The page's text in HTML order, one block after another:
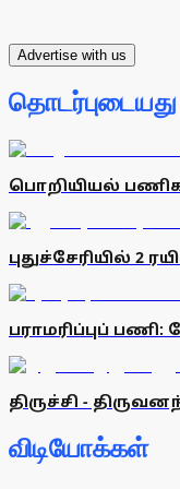
Advertise with us
தொடர்புடையது
பொறியியல்
புதுச்சேரியில் 2
பராமரிப்புப்
திருச்சி -
விடியோக்கள்